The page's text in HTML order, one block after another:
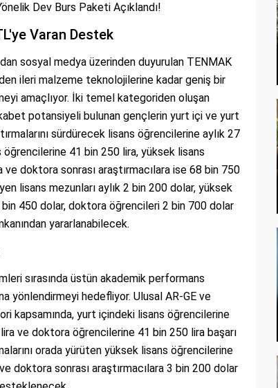
Dev Burs Paketi Açıklandı!
Varan Destek
sosyal medya üzerinden duyurulan TENMAK
ileri malzeme teknolojilerine kadar geniş bir
amaçlıyor. İki temel kategoriden oluşan
potansiyeli bulunan gençlerin yurt içi ve yurt
sürdürecek lisans öğrencilerine aylık 27
41 bin 250 lira, yüksek lisans
doktora sonrası araştırmacılara ise 68 bin 750
lisans mezunları aylık 2 bin 200 dolar, yüksek
450 dolar, doktora öğrencileri 2 bin 700 dolar
yararlanabilecek.
sırasında üstün akademik performans
yönlendirmeyi hedefliyor. Ulusal AR-GE ve
kapsamında, yurt içindeki lisans öğrencilerine
ve doktora öğrencilerine 41 bin 250 lira başarı
orada yürüten yüksek lisans öğrencilerine
doktora sonrası araştırmacılara 3 bin 200 dolar